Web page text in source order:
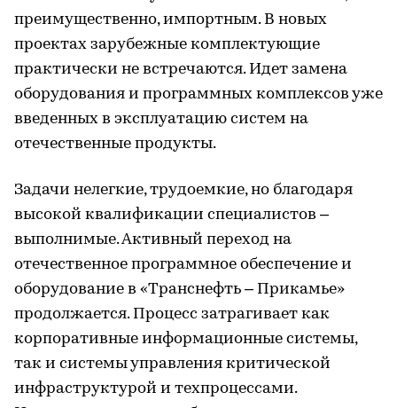
преимущественно, импортным. В новых
проектах зарубежные комплектующие
практически не встречаются. Идет замена
оборудования и программных комплексов уже
введенных в эксплуатацию систем на
отечественные продукты.
Задачи нелегкие, трудоемкие, но благодаря
высокой квалификации специалистов –
выполнимые. Активный переход на
отечественное программное обеспечение и
оборудование в «Транснефть – Прикамье»
продолжается. Процесс затрагивает как
корпоративные информационные системы,
так и системы управления критической
инфраструктурой и техпроцессами.